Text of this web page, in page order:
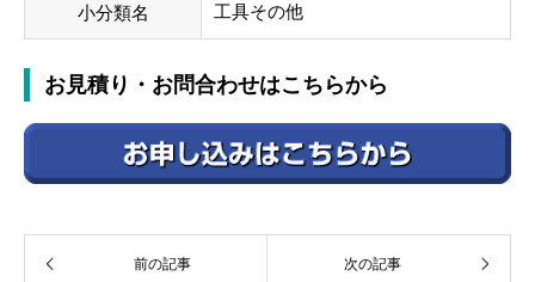
小分類名 工具その他
お見積り・お問合わせはこちらから
前の記事 次の記事